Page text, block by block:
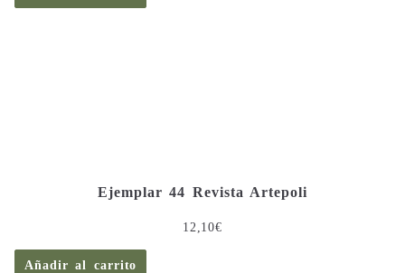
Ejemplar 44 Revista Artepoli
12,10€
Añadir al carrito